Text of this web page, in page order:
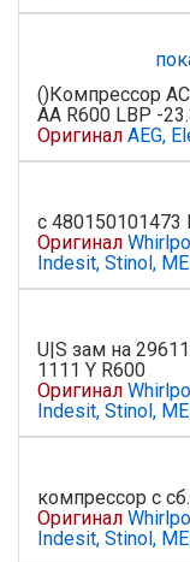
()Компрессор
AA R600 LBP -
Оригинал AEG,
с 480150101473
Оригинал
Indesit, Stinol,
U|S зам на
1111 Y R600
Оригинал
Indesit, Stinol,
компрессор с
Оригинал
Indesit, Stinol,